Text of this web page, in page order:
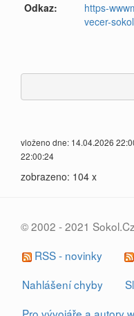
Odkaz:
https-
vecer-
vloženo dne: 14.04.2026
22:00:24
zobrazeno: 104 x
© 2002 - 2021
RSS - novinky
Nahlášení chyby